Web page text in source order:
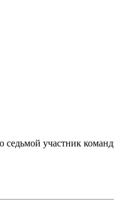
участник